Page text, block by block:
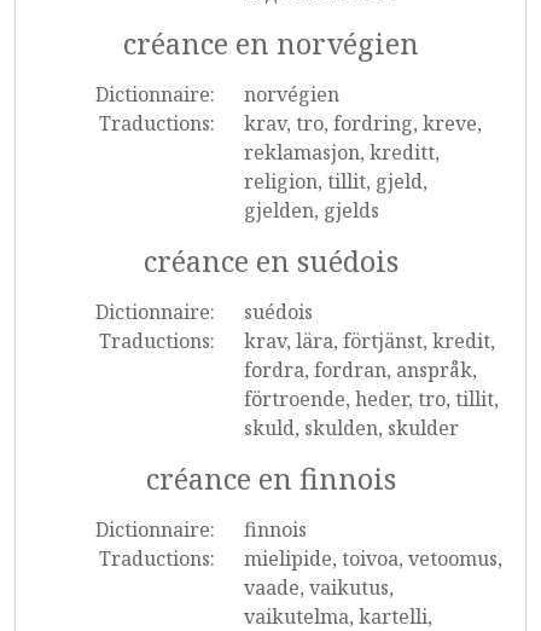
créance en norvégien
Dictionnaire:
norvégien
Traductions:
krav, tro, fordring, kreve,
reklamasjon, kreditt,
religion, tillit, gjeld,
gjelden, gjelds
créance en suédois
Dictionnaire:
suédois
Traductions:
krav, lära, förtjänst, kredit,
fordra, fordran, anspråk,
förtroende, heder, tro, tillit,
skuld, skulden, skulder
créance en finnois
Dictionnaire:
finnois
Traductions:
mielipide, toivoa, vetoomus,
vaade, vaikutus,
vaikutelma, kartelli,